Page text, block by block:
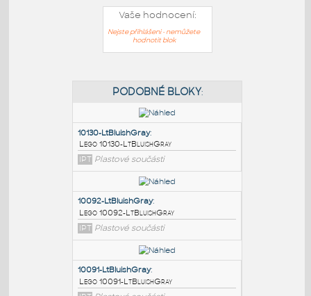
Vaše hodnocení:
Nejste přihlášeni - nemůžete
hodnotit blok
PODOBNÉ BLOKY
10130-LtBluishGray
Lego 10130-LtBluishGray
IPT Plastové součásti